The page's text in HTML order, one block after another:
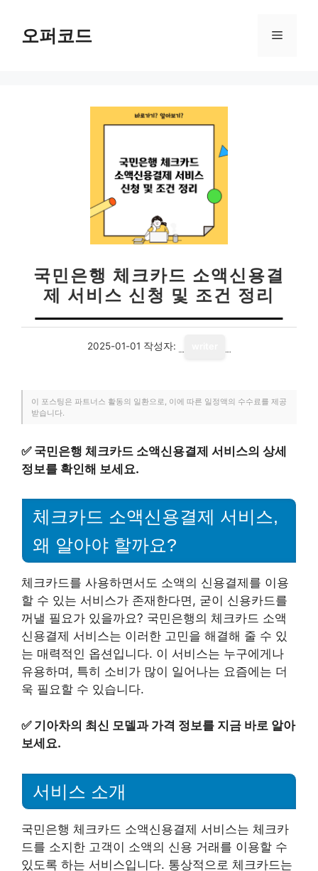
오퍼코드 메
국민은행 체크카드 소액신용결
제 서비스 신청 및 조건 정리
2025-01-01 작성자:
이 포스팅은 파트너스 활동의 일환으로, 이에 따른 일정액의 수수료를 제공
받습니다.
✅ 국민은행 체크카드 소액신용결제 서비스의 상세
정보를 확인해 보세요.
체크카드 소액신용결제 서비스,
왜 알아야 할까요?
체크카드를 사용하면서도 소액의 신용결제를 이용
할 수 있는 서비스가 존재한다면, 굳이 신용카드를
꺼낼 필요가 있을까요? 국민은행의 체크카드 소액
신용결제 서비스는 이러한 고민을 해결해 줄 수 있
는 매력적인 옵션입니다. 이 서비스는 누구에게나
유용하며, 특히 소비가 많이 일어나는 요즘에는 더
욱 필요할 수 있습니다.
✅ 기아차의 최신 모델과 가격 정보를 지금 바로 알아
보세요.
서비스 소개
국민은행 체크카드 소액신용결제 서비스는 체크카
드를 소지한 고객이 소액의 신용 거래를 이용할 수
있도록 하는 서비스입니다. 통상적으로 체크카드는